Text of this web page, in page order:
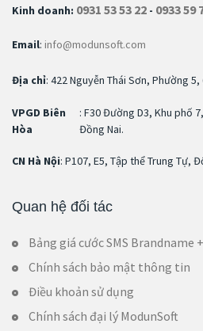
Kinh doanh: 0931 53 53 22 - 0933 59
Email: info@modunsoft.com
Địa chỉ: 422 Nguyễn Thái Sơn, Phường 5,
VPGD Biên
Hòa
: F30 Đường D3, Khu phố
Đồng Nai.
CN Hà Nội: P107, E5, Tập thể Trung Tự,
Quan hệ đối tác
Bảng giá cước SMS Brandname
Chính sách bảo mật thông tin
Điều khoản sử dụng
Chính sách đại lý ModunSoft